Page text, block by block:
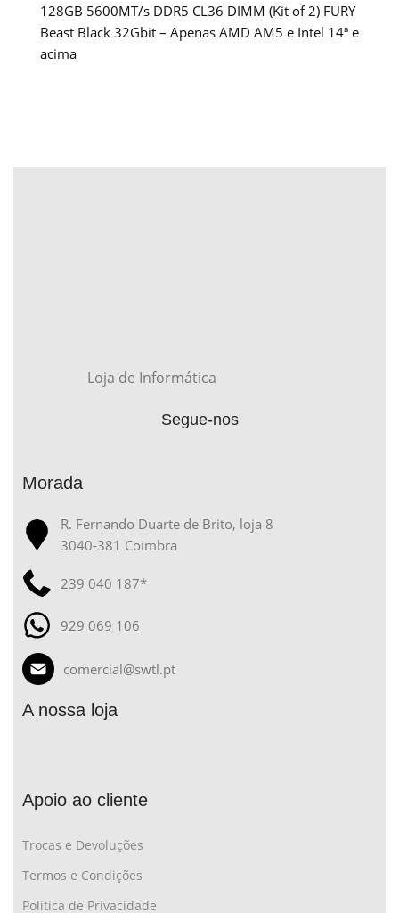
128GB 5600MT/s DDR5 CL36 DIMM (Kit of 2) FURY
Beast Black 32Gbit – Apenas AMD AM5 e Intel 14ª e
acima
Loja de Informática
Segue-nos
Morada
R. Fernando Duarte de Brito, loja 8
3040-381 Coimbra
239 040 187*
929 069 106
comercial@swtl.pt
A nossa loja
Apoio ao cliente
Trocas e Devoluções
Termos e Condições
Politica de Privacidade